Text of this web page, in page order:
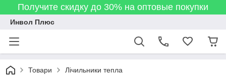
Получите скидку до 30% на оптовые покупки
Инвол Плюс
Товари Лічильники тепла